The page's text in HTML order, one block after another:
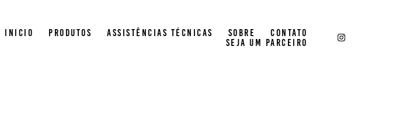
INICIO PRODUTOS ASSISTÊNCIAS TÉCNICAS SOBRE
CONTATO
SEJA UM PARCEIRO